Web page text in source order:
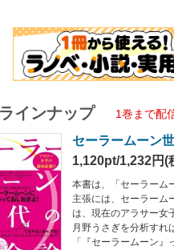
インナップ 1巻まで配
セーラームーン
1,120pt/1,232円(
本書は、「セーラーム
主張には、セーラーム
は、現在のアラサー女
月野うさぎを分析す
「『セーラームーン